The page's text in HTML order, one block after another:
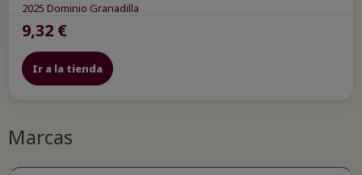
2025 Dominio Granadilla
9,32 €
Ir a la tienda
Marcas